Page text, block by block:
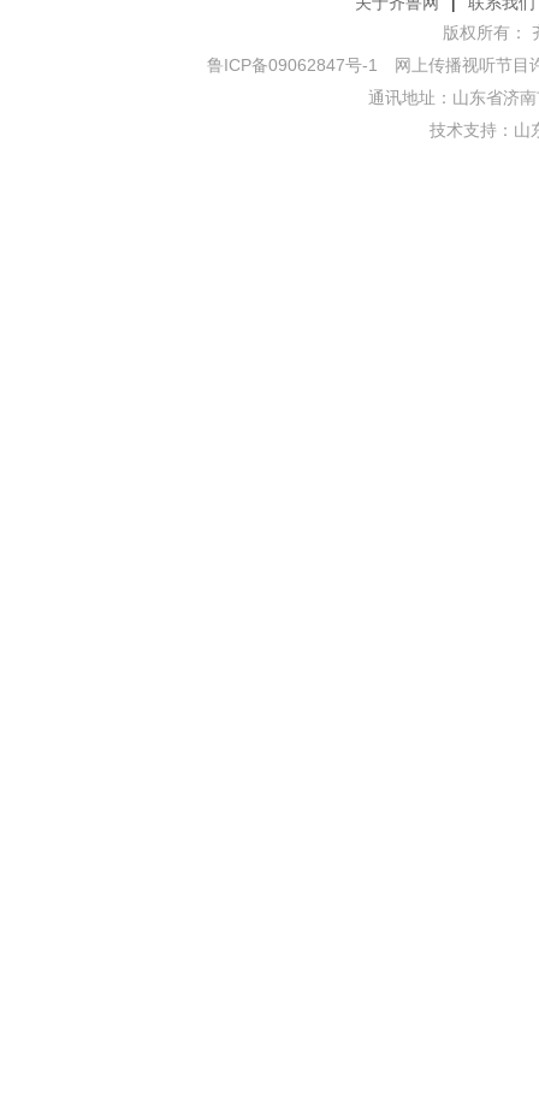
版权所有：
鲁ICP备09062847号-1 网上传播视听节目
通讯地址：山东省济
技术支持： 山